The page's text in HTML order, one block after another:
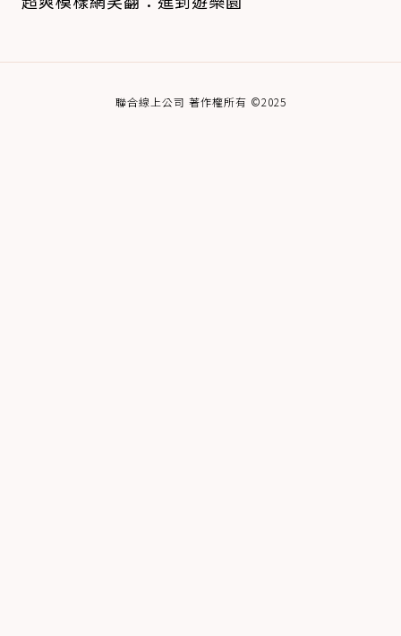
聯合線上公司 著作權所有 ©2025